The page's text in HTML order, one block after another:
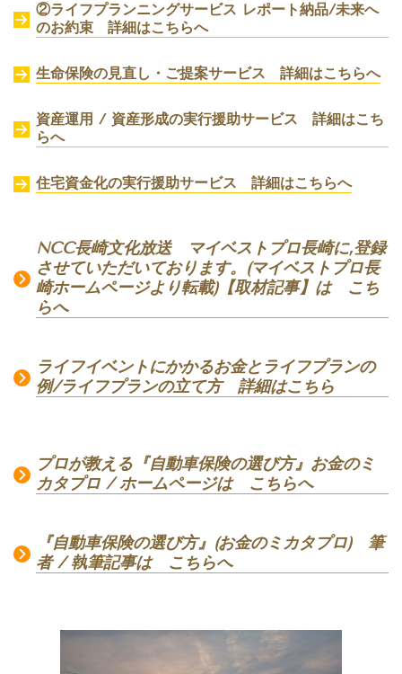
②ライフプランニングサービス レポート納品/未来へ
のお約束 詳細はこちらへ
生命保険の見直し・ご提案サービス 詳細はこちらへ
資産運用 / 資産形成の実行援助サービス 詳細はこち
らへ
住宅資金化の実行援助サービス 詳細はこちらへ
NCC長崎文化放送 マイベストプロ長崎に,登録
させていただいております。(マイベストプロ長
崎ホームページより転載)【取材記事】は こち
らへ
ライフイベントにかかるお金とライフプランの
例/ライフプランの立て方 詳細はこちら
プロが教える『自動車保険の選び方』お金のミ
カタプロ / ホームページは こちらへ
『自動車保険の選び方』(お金のミカタプロ) 筆
者 / 執筆記事は こちらへ